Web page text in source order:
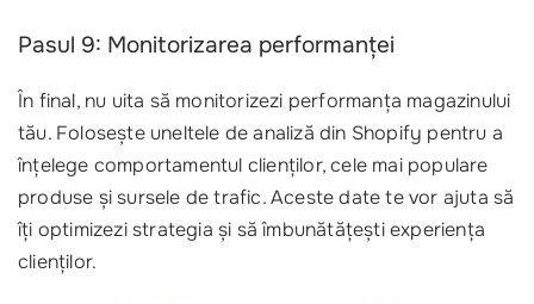
Pasul 9: Monitorizarea performanței
În final, nu uita să monitorizezi performanța magazinului
tău. Folosește uneltele de analiză din Shopify pentru a
înțelege comportamentul clienților, cele mai populare
produse și sursele de trafic. Aceste date te vor ajuta să
îți optimizezi strategia și să îmbunătățești experiența
clienților.